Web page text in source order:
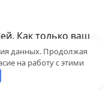
Как только ваш
расценки и
в
удалите
данных. Продолжая
на работу с этими